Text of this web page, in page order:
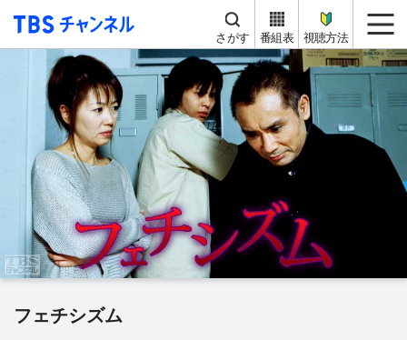
TBS チャンネル
さがす 番組表 視聴方法
フェチシズム